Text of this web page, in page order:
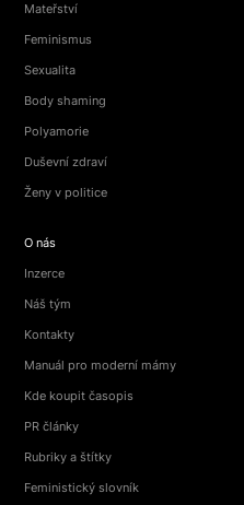
Mateřství
Feminismus
Sexualita
Body shaming
Polyamorie
Duševní zdraví
Ženy v politice
O nás
Inzerce
Náš tým
Kontakty
Manuál pro moderní mámy
Kde koupit časopis
PR články
Rubriky a štítky
Feministický slovník